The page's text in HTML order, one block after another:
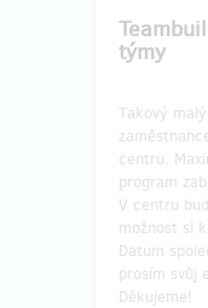
týmy
Takový
centru.
program
V centru
možnost si
Datum
prosím svůj
Děkujeme!